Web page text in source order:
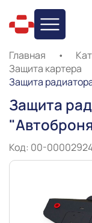
Главная •
Защита картера
Защита
Защита
Код: 00-